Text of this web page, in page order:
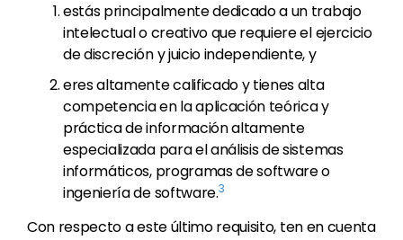
estás principalmente dedicado a un trabajo
intelectual o creativo que requiere el ejercicio
de discreción y juicio independiente, y
eres altamente calificado y tienes alta
competencia en la aplicación teórica y
práctica de información altamente
especializada para el análisis de sistemas
informáticos, programas de software o
ingeniería de software.3
Con respecto a este último requisito, ten en cuenta